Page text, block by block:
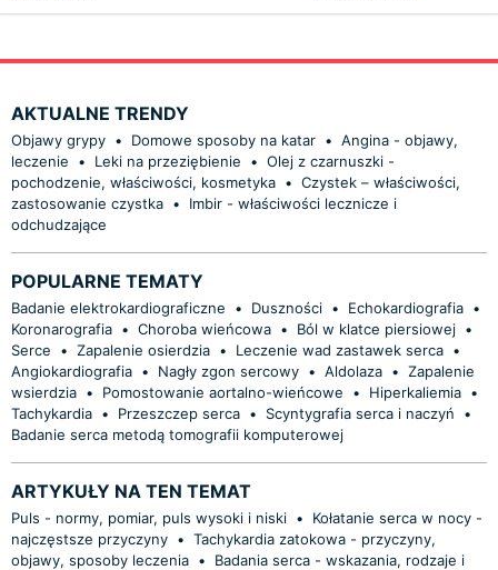
AKTUALNE TRENDY
Objawy grypy • Domowe sposoby na katar • Angina - objawy,
leczenie
• Leki na przeziębienie • Olej z czarnuszki -
pochodzenie, właściwości, kosmetyka • Czystek – właściwości,
zastosowanie czystka •
Imbir - właściwości lecznicze i
odchudzające
POPULARNE TEMATY
Badanie elektrokardiograficzne • Duszności • Echokardiografia •
Koronarografia • Choroba wieńcowa • Ból w klatce piersiowej •
Serce
• Zapalenie osierdzia • Leczenie wad zastawek serca •
Angiokardiografia • Nagły zgon sercowy • Aldolaza • Zapalenie
wsierdzia • Pomostowanie aortalno-wieńcowe • Hiperkaliemia •
Tachykardia • Przeszczep serca • Scyntygrafia serca i naczyń
•
Badanie serca metodą tomografii komputerowej
ARTYKUŁY NA TEN TEMAT
Puls - normy, pomiar, puls wysoki i niski •
Kołatanie serca w nocy -
najczęstsze przyczyny • Tachykardia zatokowa - przyczyny,
objawy, sposoby leczenia •
Badania serca - wskazania, rodzaje i